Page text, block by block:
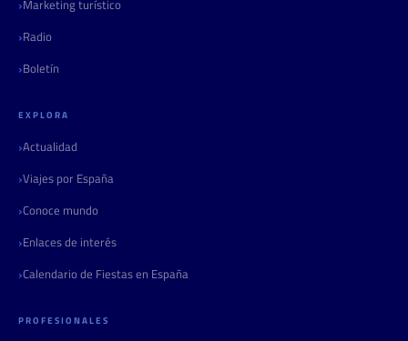
Marketing turístico
Radio
Boletín
EXPLORA
Actualidad
Viajes por España
Conoce mundo
Enlaces de interés
Calendario de Fiestas en España
PROFESIONALES